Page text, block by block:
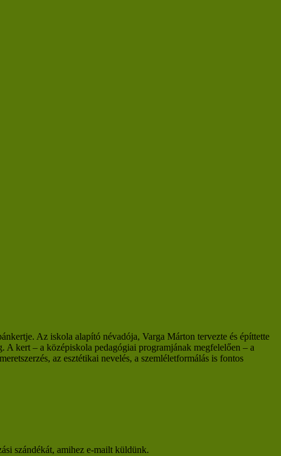
Az iskola alapító névadója, Varga Márton tervezte és építtette
kert – a középiskola pedagógiai programjának megfelelően – a
az esztétikai nevelés, a szemléletformálás is fontos
szándékát, amihez e-mailt küldünk.